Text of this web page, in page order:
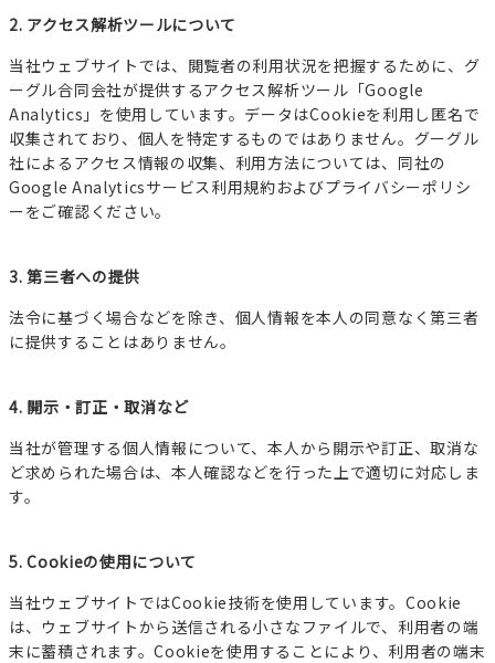
2. アクセス解析ツールについて
当社ウェブサイトでは、閲覧者の利用状況を把握するために、グ
ーグル合同会社が提供するアクセス解析ツール「Google
Analytics」を使用しています。データはCookieを利用し匿名で
収集されており、個人を特定するものではありません。グーグル
社によるアクセス情報の収集、利用方法については、同社の
Google Analyticsサービス利用規約およびプライバシーポリシ
ーをご確認ください。
3. 第三者への提供
法令に基づく場合などを除き、個人情報を本人の同意なく第三者
に提供することはありません。
4. 開示・訂正・取消など
当社が管理する個人情報について、本人から開示や訂正、取消な
ど求められた場合は、本人確認などを行った上で適切に対応しま
す。
5. Cookieの使用について
当社ウェブサイトではCookie技術を使用しています。Cookie
は、ウェブサイトから送信される小さなファイルで、利用者の端
末に蓄積されます。Cookieを使用することにより、利用者の端末